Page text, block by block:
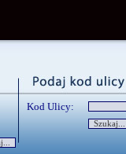
Kod Ulicy: